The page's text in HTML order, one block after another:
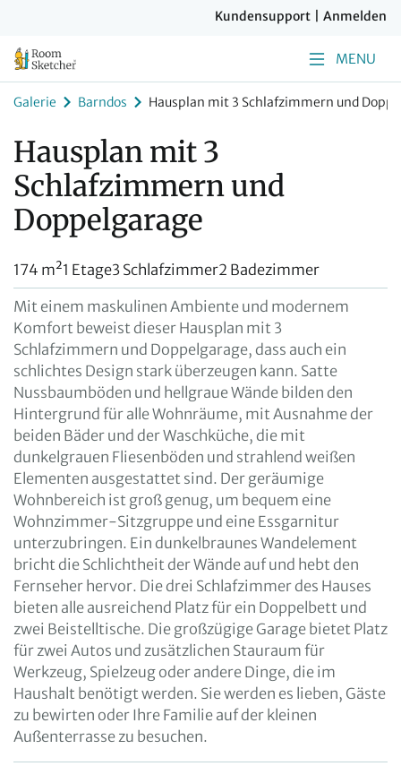
Kundensupport Anmelden
MENU
Galerie Barndos Hausplan mit 3 Schlafzimmern und
Hausplan mit 3
Schlafzimmern und
Doppelgarage
174 m²1 Etage3 Schlafzimmer2 Badezimmer
Mit einem maskulinen Ambiente und modernem
Komfort beweist dieser Hausplan mit 3
Schlafzimmern und Doppelgarage, dass auch ein
schlichtes Design stark überzeugen kann. Satte
Nussbaumböden und hellgraue Wände bilden den
Hintergrund für alle Wohnräume, mit Ausnahme der
beiden Bäder und der Waschküche, die mit
dunkelgrauen Fliesenböden und strahlend weißen
Elementen ausgestattet sind. Der geräumige
Wohnbereich ist groß genug, um bequem eine
Wohnzimmer-Sitzgruppe und eine Essgarnitur
unterzubringen. Ein dunkelbraunes Wandelement
bricht die Schlichtheit der Wände auf und hebt den
Fernseher hervor. Die drei Schlafzimmer des Hauses
bieten alle ausreichend Platz für ein Doppelbett und
zwei Beistelltische. Die großzügige Garage bietet Platz
für zwei Autos und zusätzlichen Stauraum für
Werkzeug, Spielzeug oder andere Dinge, die im
Haushalt benötigt werden. Sie werden es lieben, Gäste
zu bewirten oder Ihre Familie auf der kleinen
Außenterrasse zu besuchen.